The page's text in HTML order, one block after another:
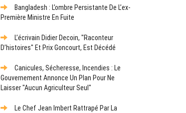
Bangladesh : L’ombre Persistante De L’ex-
Première Ministre En Fuite
L’écrivain Didier Decoin, "raconteur
D’histoires" Et Prix Goncourt, Est Décédé
Canicules, Sécheresse, Incendies : Le
Gouvernement Annonce Un Plan Pour Ne
Laisser "aucun Agriculteur Seul"
Le Chef Jean Imbert Rattrapé Par La